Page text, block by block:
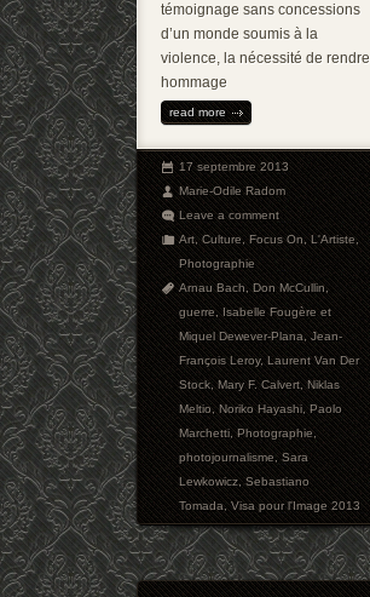
témoignage sans concessions
d’un monde soumis à la
violence, la nécessité de rendre
hommage
read more
17 septembre 2013
Marie-Odile Radom
Leave a comment
Art,Culture,Focus On,L'Artiste,
Photographie
Arnau Bach,Don McCullin,
guerre,Isabelle Fougère et
Miquel Dewever-Plana,Jean-
François Leroy,Laurent Van Der
Stock,Mary F. Calvert,Niklas
Meltio,Noriko Hayashi,Paolo
Marchetti,Photographie,
photojournalisme,Sara
Lewkowicz,Sebastiano
Tomada,Visa pour l'Image 2013